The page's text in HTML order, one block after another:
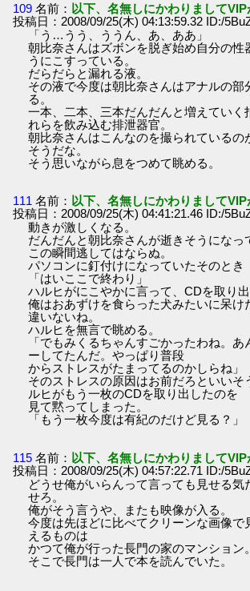
109 名前： 以下、名無しにかわりまして
投稿日：2008/09/25(木) 04:13:59.32 ID:/
「う…うう、ううん、あ、ああ」
朝比奈さんはズボンを脱ぎ始め自分の性
うにこすっている。
だらだらと漏れる液。
その液で今度は朝比奈さんはアナルの部
る。
一本、二本、三本だんだんと増えていく
れらを飲み込む排泄器官。
朝比奈さんはこんなのを撮られているの
そうだな。
そう思いながら息をつめて眺める。
111 名前： 以下、名無しにかわりまして
投稿日：2008/09/25(木) 04:41:21.46 ID:/
動きが激しくなる。
だんだんと朝比奈さんが逝きそうになっ
この瞬間逃してはならぬ。
パソコンに釘付けになっていたそのとき
「はいここで終わり」
ハルヒがにこやかに言って、CDを取り出
俺はおあずけを食らった犬みたいに呆け
違いないね。
ハルヒを無言で眺める。
「でもみくるちゃんすごかったわね。
ーしてたんだ。やっぱり普段
からストレスがたまってるのかしらね」
そのストレスの原因はお前だろといいそ
ルヒがもう一枚のCDを取り出したのを
見て黙ってしまった。
「もう一枚今度は有紀のだけど見る？」
115 名前： 以下、名無しにかわりまして
投稿日：2008/09/25(木) 04:57:22.71 ID:/
どうせ俺がいらんって言っても見せる気
せろ。
俺がそう言うや、またも映像が入る。
今度は先ほどに比べてクリーンな画像で
えるものは
かつて俺が行った長門の家のマンション。
そこで長門は一人で本を読んでいた。